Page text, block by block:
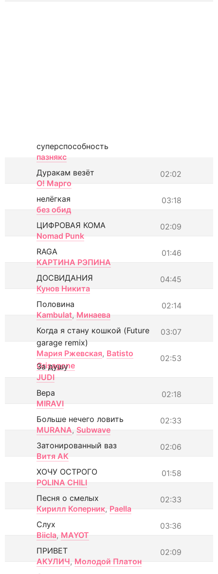
суперспособность
пазнякс
02:02
Дуракам везёт
О! Марго
03:18
нелёгкая
без обид
02:09
ЦИФРОВАЯ КОМА
Nomad Punk
01:46
RAGA
КАРТИНА РЭПИНА
04:45
ДОСВИДАНИЯ
Кунов Никита
02:14
Половина
Kambulat, Минаева
03:07
Когда я стану кошкой (Future
garage remix)
Мария Ржевская, Batisto
Grisagone
02:53
За душу
JUDI
02:18
Вера
MIRAVI
02:33
Больше нечего ловить
MURANA, Subwave
02:06
Затонированный ваз
Витя АК
01:58
ХОЧУ ОСТРОГО
POLINA CHILI
02:33
Песня о смелых
Кирилл Коперник, Paella
03:36
Слух
Biicla, MAYOT
02:09
ПРИВЕТ
АКУЛИЧ, Молодой Платон